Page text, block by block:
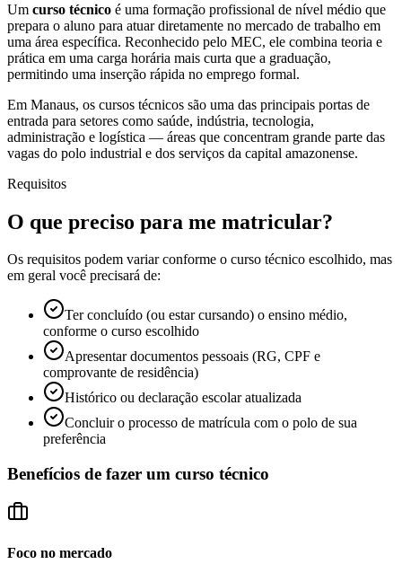
Um curso técnico é uma formação profissional de nível médio que
prepara o aluno para atuar diretamente no mercado de trabalho em
uma área específica. Reconhecido pelo MEC, ele combina teoria e
prática em uma carga horária mais curta que a graduação,
permitindo uma inserção rápida no emprego formal.
Em Manaus, os cursos técnicos são uma das principais portas de
entrada para setores como saúde, indústria, tecnologia,
administração e logística — áreas que concentram grande parte das
vagas do polo industrial e dos serviços da capital amazonense.
Requisitos
O que preciso para me matricular?
Os requisitos podem variar conforme o curso técnico escolhido, mas
em geral você precisará de:
Ter concluído (ou estar cursando) o ensino médio,
conforme o curso escolhido
Apresentar documentos pessoais (RG, CPF e
comprovante de residência)
Histórico ou declaração escolar atualizada
Concluir o processo de matrícula com o polo de sua
preferência
Benefícios de fazer um curso técnico
Foco no mercado